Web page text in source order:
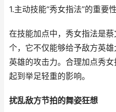
1.主动技能“秀女指法”的重要性
在技能加点中，秀女指法是
个，它不仅能够给予敌方英
英雄的攻击力。合理加点秀
起到举足轻重的影响。
扰乱敌方节拍的舞姿狂想